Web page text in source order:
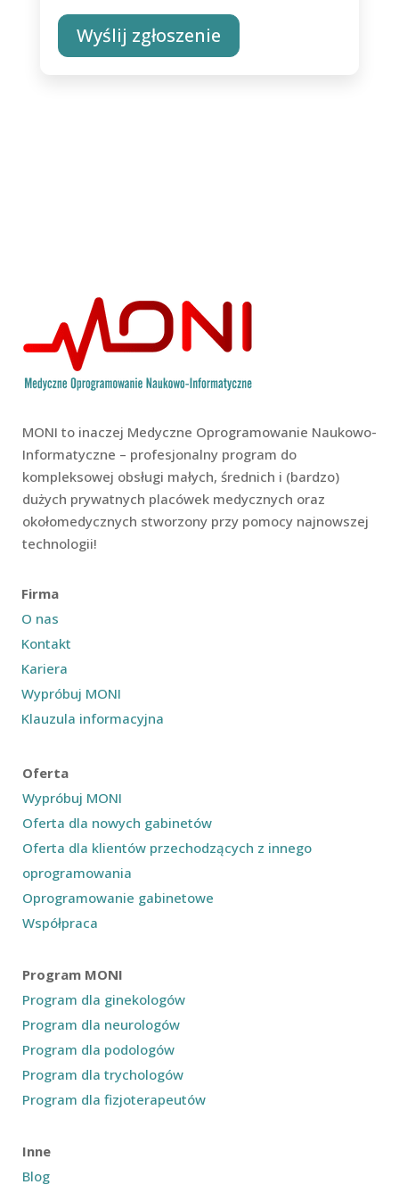
Wyślij zgłoszenie
MONI to inaczej Medyczne Oprogramowanie Naukowo-
Informatyczne – profesjonalny program do
kompleksowej obsługi małych, średnich i (bardzo)
dużych prywatnych placówek medycznych oraz
okołomedycznych stworzony przy pomocy najnowszej
technologii!
Firma
O nas
Kontakt
Kariera
Wypróbuj MONI
Klauzula informacyjna
Oferta
Wypróbuj MONI
Oferta dla nowych gabinetów
Oferta dla klientów przechodzących z innego
oprogramowania
Oprogramowanie gabinetowe
Współpraca
Program MONI
Program dla ginekologów
Program dla neurologów
Program dla podologów
Program dla trychologów
Program dla fizjoterapeutów
Inne
Blog